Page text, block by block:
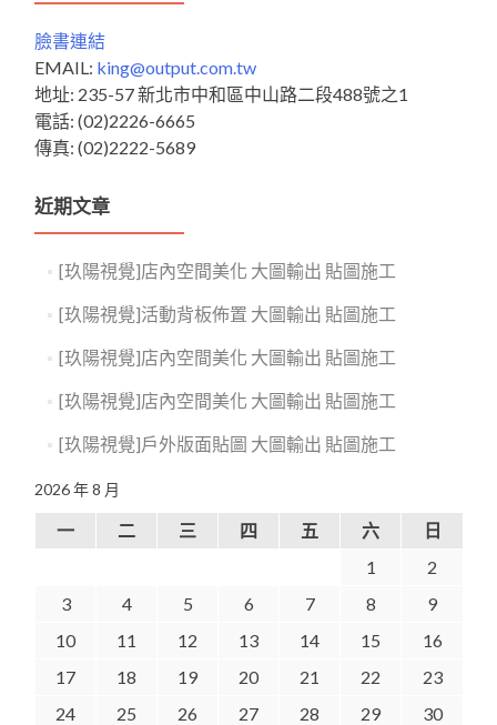
臉書連結
EMAIL: king@output.com.tw
地址: 235-57 新北市中和區中山路二段488號之1
電話: (02)2226-6665
傳真: (02)2222-5689
近期文章
[玖陽視覺]店內空間美化 大圖輸出 貼圖施工
[玖陽視覺]活動背板佈置 大圖輸出 貼圖施工
[玖陽視覺]店內空間美化 大圖輸出 貼圖施工
[玖陽視覺]店內空間美化 大圖輸出 貼圖施工
[玖陽視覺]戶外版面貼圖 大圖輸出 貼圖施工
2026 年 8 月
一 二 三 四 五 六
日
1
2
3
4 5 6 7 8
9
10
11 12 13 14 15
16
17
18 19 20 21 22
23
24
25 26 27 28 29
30